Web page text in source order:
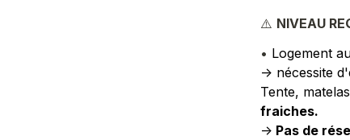
⚠️ NIVEAU
• Logement
-> nécessite
Tente,
fraiches.
-> Pas de